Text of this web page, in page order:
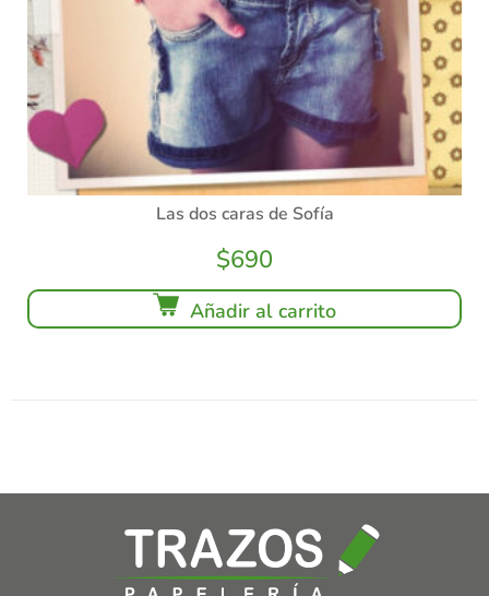
Las dos caras de Sofía
$690
Añadir al carrito